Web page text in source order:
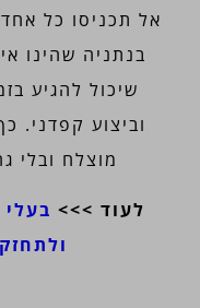
אל תכניסו כל
בנתניה שהינו
שיכול להגיע
וביצוע קפדני.
מוצלח ובלי
לעוד >>>